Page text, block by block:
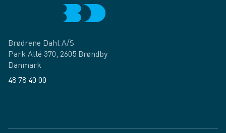
Brødrene Dahl A/S
Park Allé 370, 2605 Brøndby
Danmark
48 78 40 00